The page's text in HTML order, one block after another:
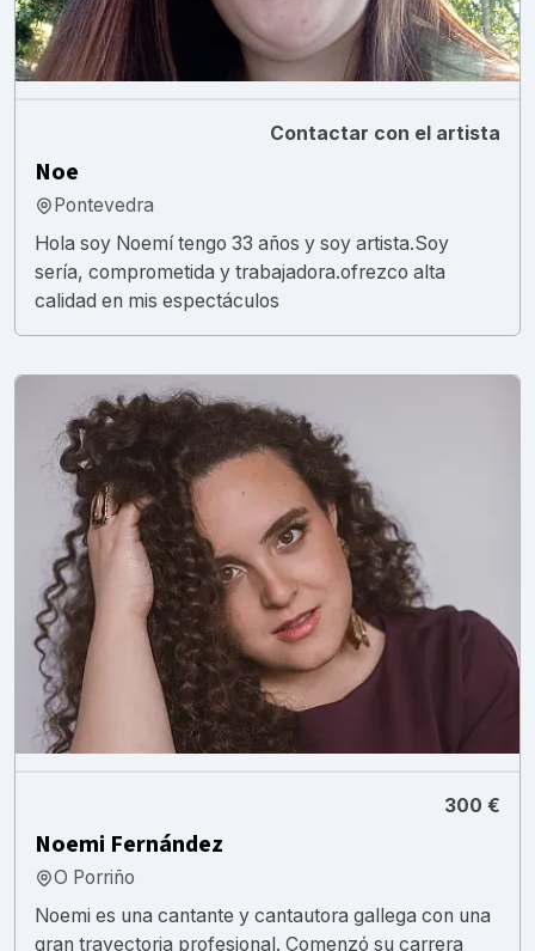
Contactar con el artista
Noe
Pontevedra
Hola soy Noemí tengo 33 años y soy artista.Soy
sería, comprometida y trabajadora.ofrezco alta
calidad en mis espectáculos
300 €
Noemi Fernández
O Porriño
Noemi es una cantante y cantautora gallega con una
gran trayectoria profesional. Comenzó su carrera